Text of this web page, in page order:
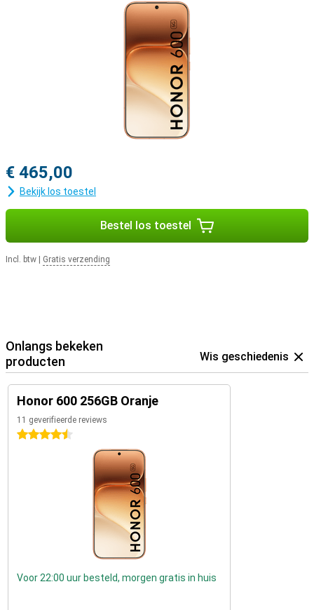
€ 465,00
Bekijk los toestel
Bestel los toestel
Incl. btw Gratis verzending
Onlangs bekeken
producten
Wis geschiedenis
Honor 600 256GB Oranje
11 geverifieerde reviews
4.5 sterren
Voor 22:00 uur besteld, morgen gratis in huis